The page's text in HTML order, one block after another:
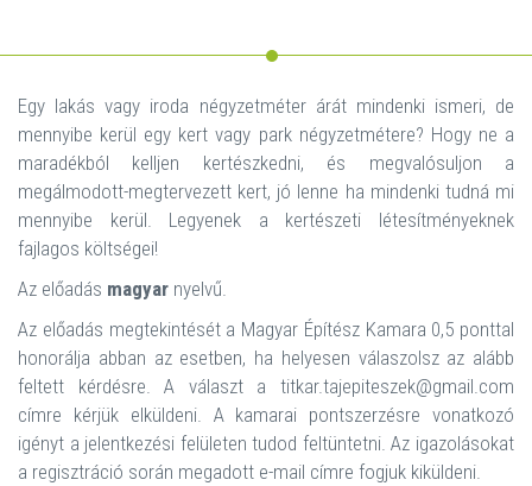
Egy lakás vagy iroda négyzetméter árát mindenki ismeri, de
mennyibe kerül egy kert vagy park négyzetmétere? Hogy ne a
maradékból kelljen kertészkedni, és megvalósuljon a
megálmodott-megtervezett kert, jó lenne ha mindenki tudná mi
mennyibe kerül. Legyenek a kertészeti létesítményeknek
fajlagos költségei!
Az előadás magyar nyelvű.
Az előadás megtekintését a Magyar Építész Kamara 0,5 ponttal
honorálja abban az esetben, ha helyesen válaszolsz az alább
feltett kérdésre. A választ a titkar.tajepiteszek@gmail.com
címre kérjük elküldeni. A kamarai pontszerzésre vonatkozó
igényt a jelentkezési felületen tudod feltüntetni. Az igazolásokat
a regisztráció során megadott e-mail címre fogjuk kiküldeni.